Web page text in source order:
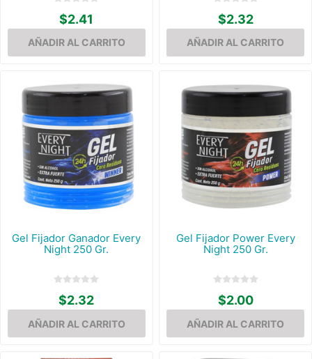
$2.41 $2.32
Gel Fijador Ganador Every
Night 250 Gr.
$2.32
Gel Fijador Power Every
Night 250 Gr.
$2.00